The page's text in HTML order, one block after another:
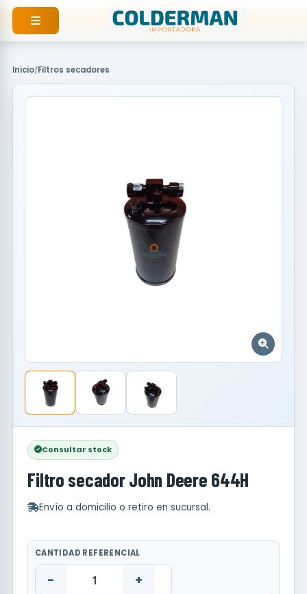
contenido
Inicio/Filtros secadores
Consultar stock
Filtro secador John Deere 644H
Envío a domicilio o retiro en sucursal.
CANTIDAD REFERENCIAL
- +